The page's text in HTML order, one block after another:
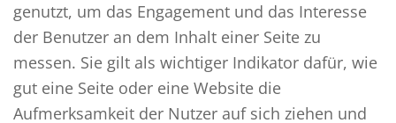
genutzt, um das Engagement und das Interesse
der Benutzer an dem Inhalt einer Seite zu
messen. Sie gilt als wichtiger Indikator dafür, wie
gut eine Seite oder eine Website die
Aufmerksamkeit der Nutzer auf sich ziehen und